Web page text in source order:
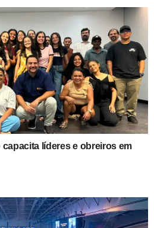
líderes e obreiros em